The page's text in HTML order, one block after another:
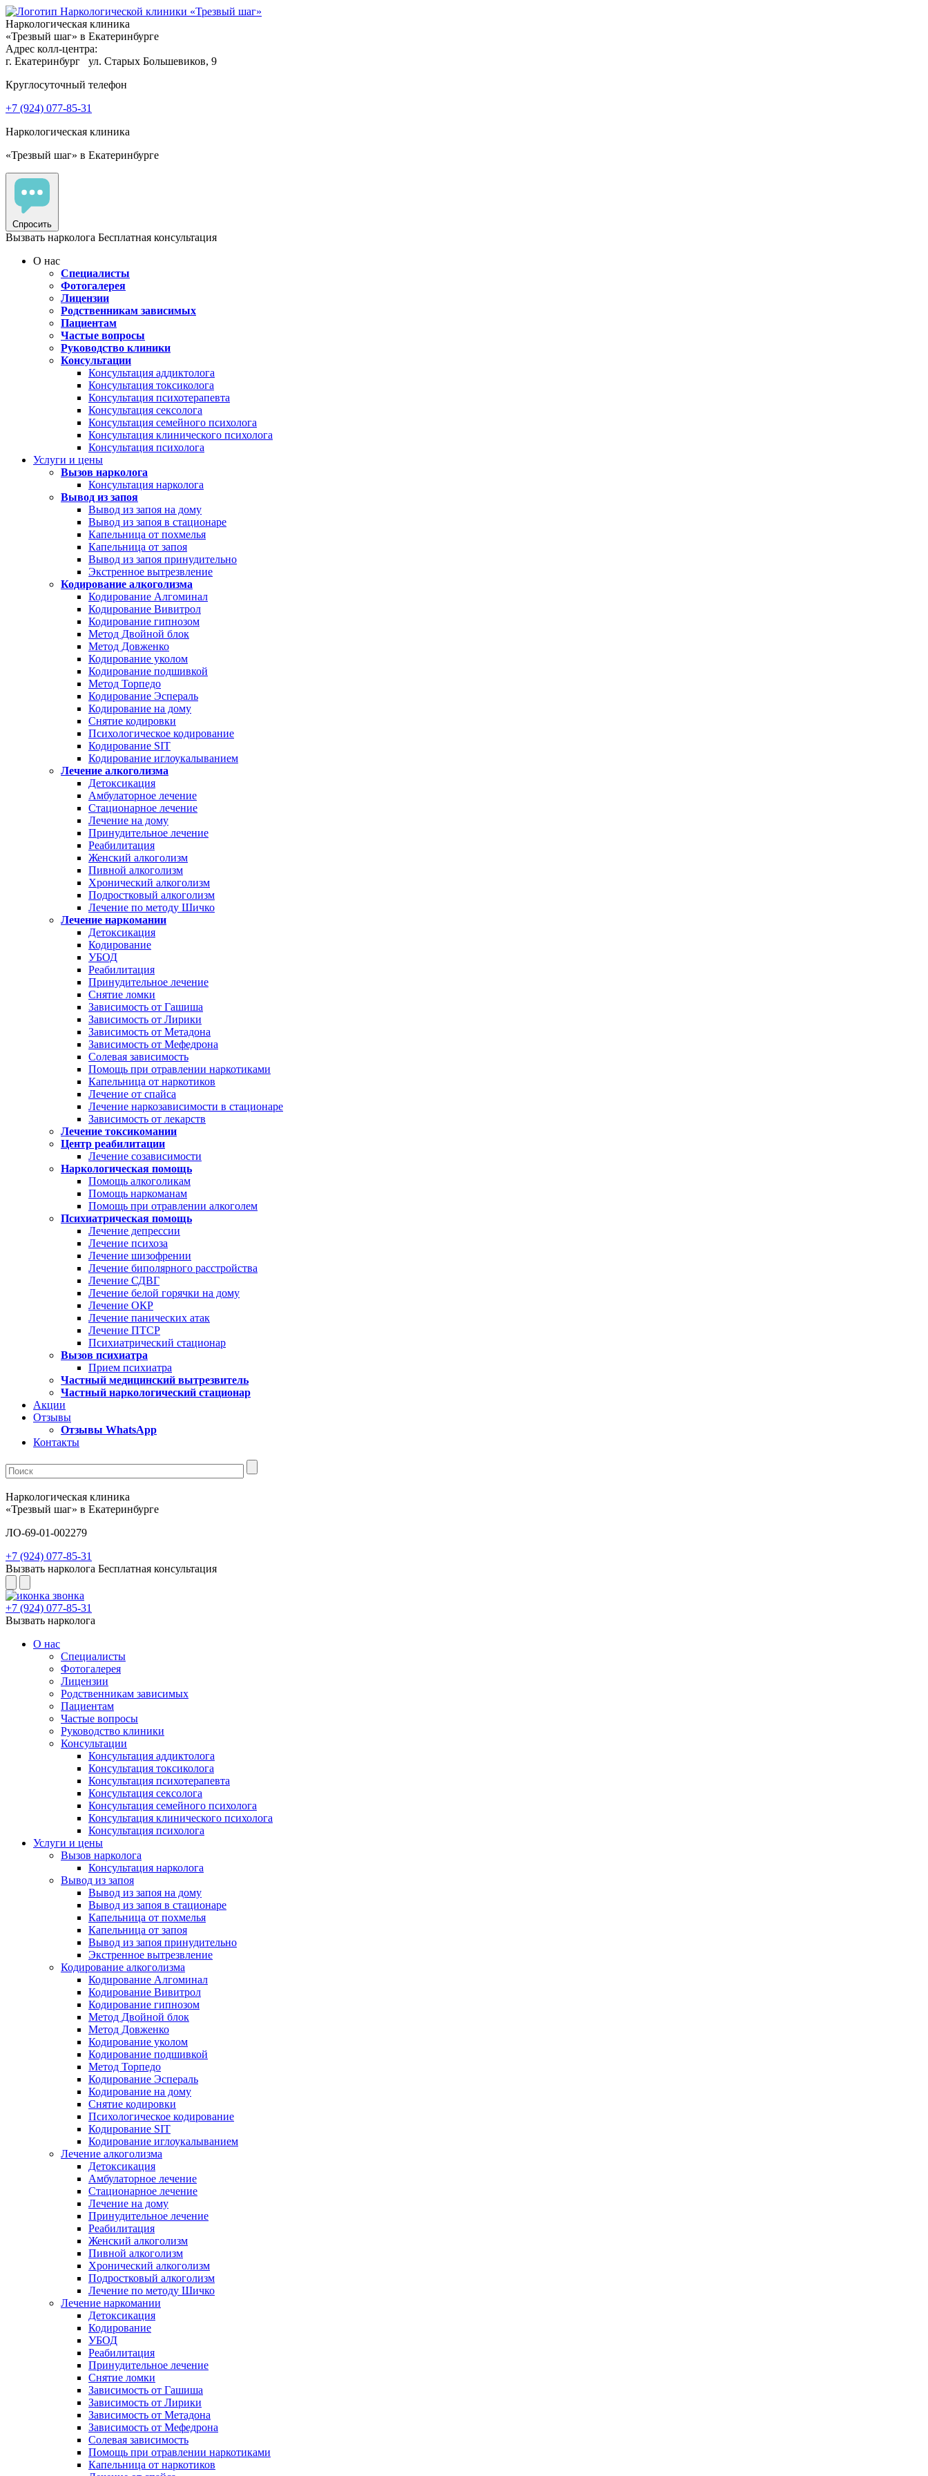
Наркологическая клиника
«Трезвый шаг» в Екатеринбурге
Адрес колл-центра:
г. Екатеринбург
ул. Старых Большевиков, 9
Круглосуточный телефон
+7 (924) 077-85-31
Наркологическая клиника
«Трезвый шаг» в Екатеринбурге
Спросить
Вызвать нарколога Бесплатная консультация
О нас
Специалисты
Фотогалерея
Лицензии
Родственникам зависимых
Пациентам
Частые вопросы
Руководство клиники
Консультации
Консультация аддиктолога
Консультация токсиколога
Консультация психотерапевта
Консультация сексолога
Консультация семейного психолога
Консультация клинического психолога
Консультация психолога
Услуги и цены
Вызов нарколога
Консультация нарколога
Вывод из запоя
Вывод из запоя на дому
Вывод из запоя в стационаре
Капельница от похмелья
Капельница от запоя
Вывод из запоя принудительно
Экстренное вытрезвление
Кодирование алкоголизма
Кодирование Алгоминал
Кодирование Вивитрол
Кодирование гипнозом
Метод Двойной блок
Метод Довженко
Кодирование уколом
Кодирование подшивкой
Метод Торпедо
Кодирование Эспераль
Кодирование на дому
Снятие кодировки
Психологическое кодирование
Кодирование SIT
Кодирование иглоукалыванием
Лечение алкоголизма
Детоксикация
Амбулаторное лечение
Стационарное лечение
Лечение на дому
Принудительное лечение
Реабилитация
Женский алкоголизм
Пивной алкоголизм
Хронический алкоголизм
Подростковый алкоголизм
Лечение по методу Шичко
Лечение наркомании
Детоксикация
Кодирование
УБОД
Реабилитация
Принудительное лечение
Снятие ломки
Зависимость от Гашиша
Зависимость от Лирики
Зависимость от Метадона
Зависимость от Мефедрона
Солевая зависимость
Помощь при отравлении наркотиками
Капельница от наркотиков
Лечение от спайса
Лечение наркозависимости в стационаре
Зависимость от лекарств
Лечение токсикомании
Центр реабилитации
Лечение созависимости
Наркологическая помощь
Помощь алкоголикам
Помощь наркоманам
Помощь при отравлении алкоголем
Психиатрическая помощь
Лечение депрессии
Лечение психоза
Лечение шизофрении
Лечение биполярного расстройства
Лечение СДВГ
Лечение белой горячки на дому
Лечение ОКР
Лечение панических атак
Лечение ПТСР
Психиатрический стационар
Вызов психиатра
Прием психиатра
Частный медицинский вытрезвитель
Частный наркологический стационар
Акции
Отзывы
Отзывы WhatsApp
Контакты
Наркологическая клиника
«Трезвый шаг» в Екатеринбурге
ЛО-69-01-002279
+7 (924) 077-85-31
Вызвать нарколога Бесплатная консультация
+7 (924) 077-85-31
Вызвать нарколога
О нас
Специалисты
Фотогалерея
Лицензии
Родственникам зависимых
Пациентам
Частые вопросы
Руководство клиники
Консультации
Консультация аддиктолога
Консультация токсиколога
Консультация психотерапевта
Консультация сексолога
Консультация семейного психолога
Консультация клинического психолога
Консультация психолога
Услуги и цены
Вызов нарколога
Консультация нарколога
Вывод из запоя
Вывод из запоя на дому
Вывод из запоя в стационаре
Капельница от похмелья
Капельница от запоя
Вывод из запоя принудительно
Экстренное вытрезвление
Кодирование алкоголизма
Кодирование Алгоминал
Кодирование Вивитрол
Кодирование гипнозом
Метод Двойной блок
Метод Довженко
Кодирование уколом
Кодирование подшивкой
Метод Торпедо
Кодирование Эспераль
Кодирование на дому
Снятие кодировки
Психологическое кодирование
Кодирование SIT
Кодирование иглоукалыванием
Лечение алкоголизма
Детоксикация
Амбулаторное лечение
Стационарное лечение
Лечение на дому
Принудительное лечение
Реабилитация
Женский алкоголизм
Пивной алкоголизм
Хронический алкоголизм
Подростковый алкоголизм
Лечение по методу Шичко
Лечение наркомании
Детоксикация
Кодирование
УБОД
Реабилитация
Принудительное лечение
Снятие ломки
Зависимость от Гашиша
Зависимость от Лирики
Зависимость от Метадона
Зависимость от Мефедрона
Солевая зависимость
Помощь при отравлении наркотиками
Капельница от наркотиков